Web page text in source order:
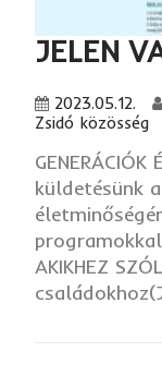
JELEN
2023.05.12.
Zsidó közösség
küldetésünk
AKIKHEZ